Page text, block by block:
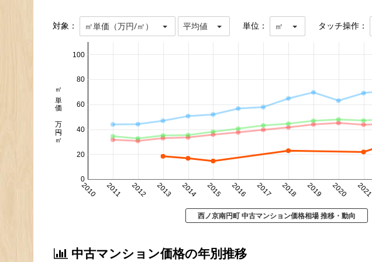
対象： ㎡単価（万円/㎡） 平均値 単位： ㎡ タッチ操作：
2010 2011 2012 2013 2014 2015 2016 2017 2018 2019 2020 2021
0
20
40
60
80
100
㎡単価 万円/㎡
西ノ京南円町 中古マンション価格相場 推移・動向
中古マンション価格の年別推移